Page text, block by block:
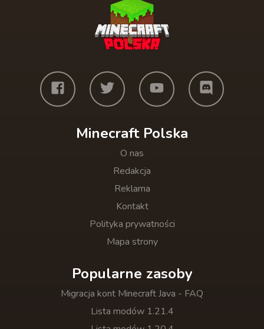
Minecraft Polska
O nas
Redakcja
Reklama
Kontakt
Polityka prywatności
Mapa strony
Popularne zasoby
Migracja kont Minecraft Java - FAQ
Lista modów 1.21.4